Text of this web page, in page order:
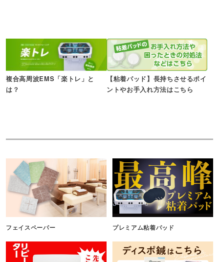
複合高周波EMS「楽トレ」と
は？
【粘着パッド】長持ちさせるポイ
ントやお手入れ方法はこちら
フェイスペーパー プレミアム粘着パッド